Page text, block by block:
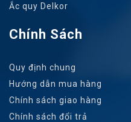
Ắc quy Delkor
Chính Sách
Quy định chung
Hướng dẫn mua hàng
Chính sách giao hàng
Chính sách đổi trả